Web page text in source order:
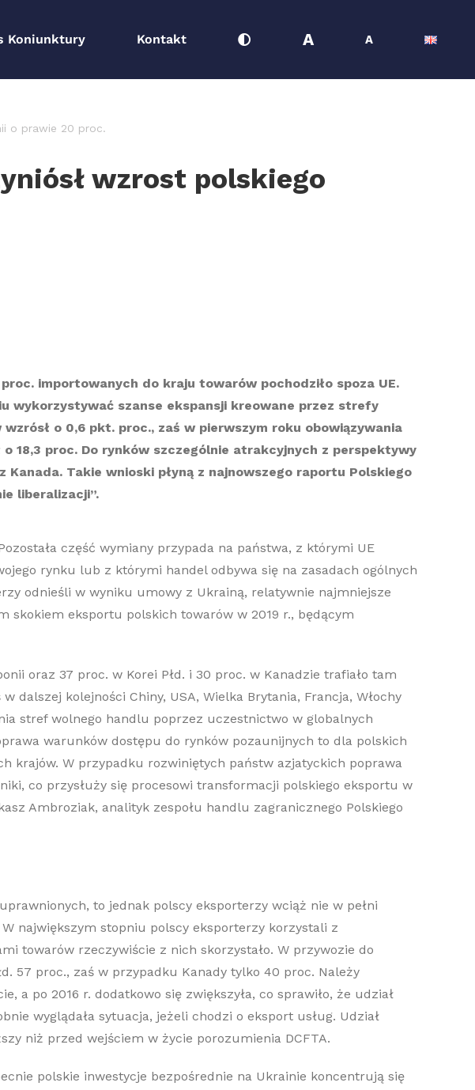
Koniunktury Kontakt A A
o prawie 20 proc.
wzrost polskiego
importowanych do kraju towarów pochodziło spoza UE.
wykorzystywać szanse ekspansji kreowane przez strefy
o 0,6 pkt. proc., zaś w pierwszym roku obowiązywania
18,3 proc. Do rynków szczególnie atrakcyjnych z perspektywy
Takie wnioski płyną z najnowszego raportu Polskiego
liberalizacji”.
część wymiany przypada na państwa, z którymi UE
rynku lub z którymi handel odbywa się na zasadach ogólnych
odnieśli w wyniku umowy z Ukrainą, relatywnie najmniejsze
skokiem eksportu polskich towarów w 2019 r., będącym
oraz 37 proc. w Korei Płd. i 30 proc. w Kanadzie trafiało tam
dalszej kolejności Chiny, USA, Wielka Brytania, Francja, Włochy
stref wolnego handlu poprzez uczestnictwo w globalnych
warunków dostępu do rynków pozaunijnych to dla polskich
krajów. W przypadku rozwiniętych państw azjatyckich poprawa
co przysłuży się procesowi transformacji polskiego eksportu w
Ambroziak, analityk zespołu handlu zagranicznego Polskiego
to jednak polscy eksporterzy wciąż nie w pełni
największym stopniu polscy eksporterzy korzystali z
towarów rzeczywiście z nich skorzystało. W przywozie do
57 proc., zaś w przypadku Kanady tylko 40 proc. Należy
po 2016 r. dodatkowo się zwiększyła, co sprawiło, że udział
wyglądała sytuacja, jeżeli chodzi o eksport usług. Udział
niż przed wejściem w życie porozumienia DCFTA.
polskie inwestycje bezpośrednie na Ukrainie koncentrują się